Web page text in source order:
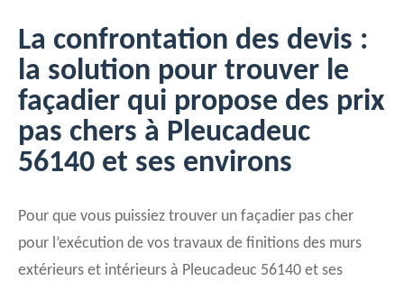
La confrontation des devis :
la solution pour trouver le
façadier qui propose des prix
pas chers à Pleucadeuc
56140 et ses environs
Pour que vous puissiez trouver un façadier pas cher
pour l’exécution de vos travaux de finitions des murs
extérieurs et intérieurs à Pleucadeuc 56140 et ses